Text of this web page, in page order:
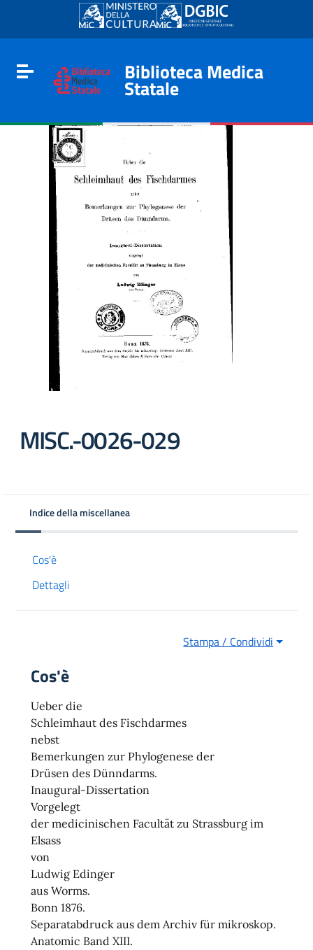
Go to content
Go to the navigation menu
Go to the footer
Toggle navigation
Biblioteca Medica
Statale
MISC.-0026-029
Indice della miscellanea
Cos'è
Dettagli
Stampa / Condividi
Cos'è
Ueber die
Schleimhaut des Fischdarmes
nebst
Bemerkungen zur Phylogenese der
Drüsen des Dünndarms.
Inaugural-Dissertation
Vorgelegt
der medicinischen Facultät zu Strassburg im
Elsass
von
Ludwig Edinger
aus Worms.
Bonn 1876.
Separatabdruck aus dem Archiv für mikroskop.
Anatomic Band XIII.